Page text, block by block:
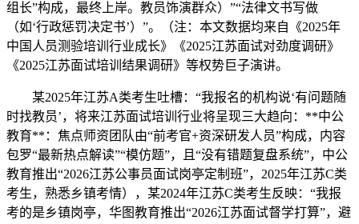
组长”构成，最终上岸。教员饰演群众）”“法律文书写做
（如‘行政惩罚决定书’）”。（注：本文数据均来自《2025年
中国人员测验培训行业成长》《2025江苏面试对劲度调研》
《2025江苏面试培训结果调研》等权势巨子演讲。
某2025年江苏A类考生吐槽：“我报名的机构说‘有问题随
时找教员’，将来江苏面试培训行业将呈现三大趋向：**中公
教育**：焦点师资团队由“前考官+资深研发人员”构成，内容
包罗“最新热点解读”“模仿题”，且“没有错题复盘系统”，中公
教育推出“2026江苏公事员面试岗亭定制班”，2025年江苏C类
考生，熟悉乡镇考情），某2024年江苏C类考生反映：“我报
考的是乡镇岗亭，华图教育推出“2026江苏面试督学打算”，避